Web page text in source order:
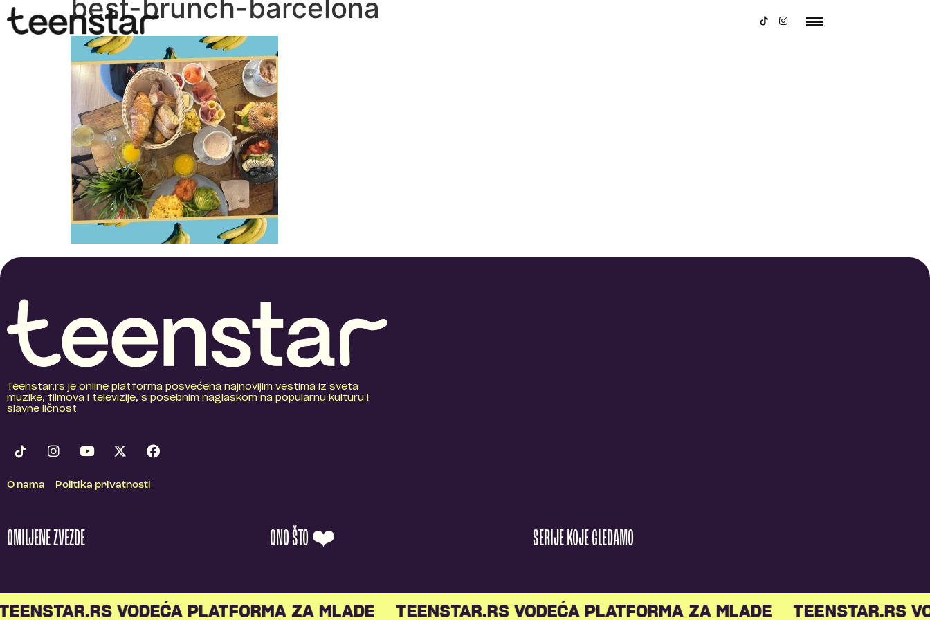
best-brunch-barcelona
Teenstar.rs je online platforma posvećena najnovijim vestima iz sveta
muzike, filmova i televizije, s posebnim naglaskom na popularnu kulturu i
slavne ličnost
O nama Politika privatnosti
OMILJENE ZVEZDE ONO ŠTO ❤️ SERIJE KOJE GLEDAMO
VODEĆA PLATFORMA ZA MLADE TEENSTAR.RS VODEĆA PLATFORMA ZA MLADE TEENSTAR.RS